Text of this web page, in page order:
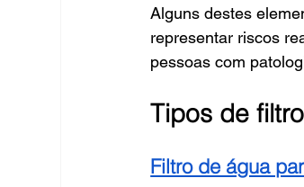
Alguns destes
representar riscos
pessoas com
Tipos de
Filtro de água